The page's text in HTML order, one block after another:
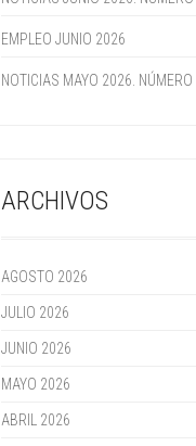
EMPLEO JUNIO 2026
ARCHIVOS
AGOSTO 2026
JULIO 2026
JUNIO 2026
MAYO 2026
ABRIL 2026